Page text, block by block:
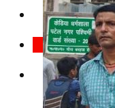
कृषि
धर्म
विज्ञान तकनीकी